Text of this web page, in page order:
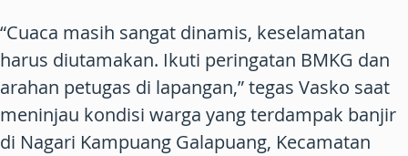
“Cuaca masih sangat dinamis, keselamatan
harus diutamakan. Ikuti peringatan BMKG dan
arahan petugas di lapangan,” tegas Vasko saat
meninjau kondisi warga yang terdampak banjir
di Nagari Kampuang Galapuang, Kecamatan